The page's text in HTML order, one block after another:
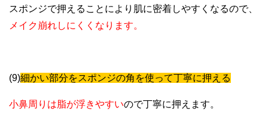
スポンジで押えることにより肌に密着しやすくなるので、
メイク崩れしにくくなります。
(9)細かい部分をスポンジの角を使って丁寧に押える
小鼻周りは脂が浮きやすいので丁寧に押えます。